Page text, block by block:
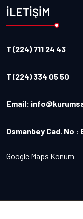
İLETİŞİM
T (224) 711 24 43
T (224) 334 05 50
Email:
Osmanbey Cad. No
Google Maps Konum